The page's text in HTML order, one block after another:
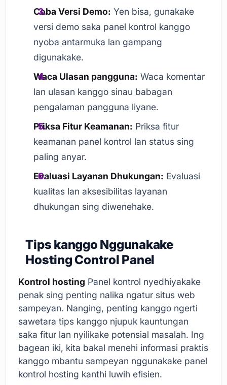
Coba Versi Demo: Yen bisa, gunakake
versi demo saka panel kontrol kanggo
nyoba antarmuka lan gampang
digunakake.
Waca Ulasan pangguna: Waca komentar
lan ulasan kanggo sinau babagan
pengalaman pangguna liyane.
Priksa Fitur Keamanan: Priksa fitur
keamanan panel kontrol lan status sing
paling anyar.
Evaluasi Layanan Dhukungan: Evaluasi
kualitas lan aksesibilitas layanan
dhukungan sing diwenehake.
Tips kanggo Nggunakake
Hosting Control Panel
Kontrol hosting Panel kontrol nyedhiyakake
penak sing penting nalika ngatur situs web
sampeyan. Nanging, penting kanggo ngerti
sawetara tips kanggo njupuk kauntungan
saka fitur lan nyilikake potensial masalah. Ing
bagean iki, kita bakal menehi informasi praktis
kanggo mbantu sampeyan nggunakake panel
kontrol hosting kanthi luwih efisien.